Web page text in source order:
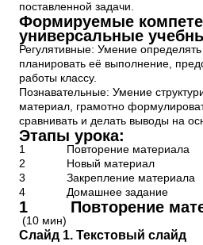
поставленной задачи.
Формируемые
универсальные
Регулятивные: Умение
планировать её выполнение,
работы классу.
Познавательные: Умение
материал, грамотно
сравнивать и делать выводы на
Этапы урока:
1 Повторение материала
2 Новый материал
3 Закрепление материала
4 Домашнее задание
1 Повторение
(10 мин)
Слайд 1. Текстовый слайд